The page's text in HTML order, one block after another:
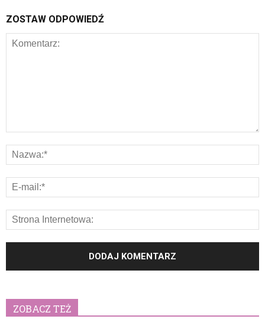
ZOSTAW ODPOWIEDŹ
ZOBACZ TEŻ